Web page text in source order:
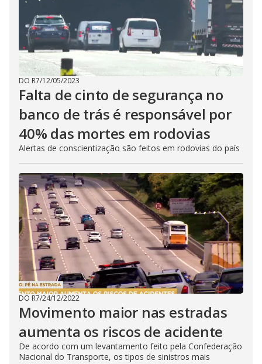
DO R7/12/05/2023
Falta de cinto de segurança no
banco de trás é responsável por
40% das mortes em rodovias
Alertas de conscientização são feitos em rodovias do país
DO R7/24/12/2022
Movimento maior nas estradas
aumenta os riscos de acidente
De acordo com um levantamento feito pela Confederação
Nacional do Transporte, os tipos de sinistros mais